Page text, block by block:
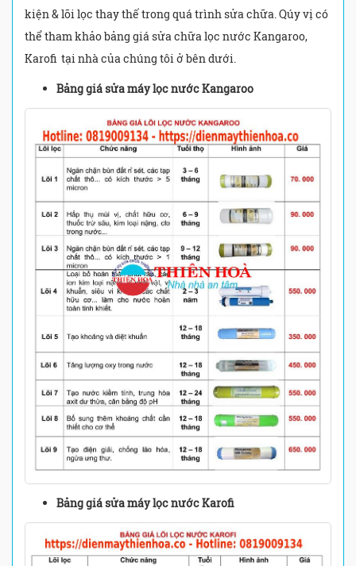
kiện & lõi lọc thay thế trong quá trình sửa chữa. Qúy vị có
thể tham khảo bảng giá sửa chữa lọc nước Kangaroo,
Karofi tại nhà của chúng tôi ở bên dưới.
Bảng giá sửa máy lọc nước Kangaroo
Bảng giá sửa máy lọc nước Karofi